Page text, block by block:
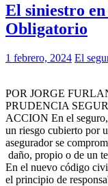
El siniestro
Obligatorio
1 febrero, 2024 El
POR JORGE
PRUDENCIA
ACCION En el
un riesgo cubierto por
asegurador se
daño, propio o de un
En el nuevo código
el principio de